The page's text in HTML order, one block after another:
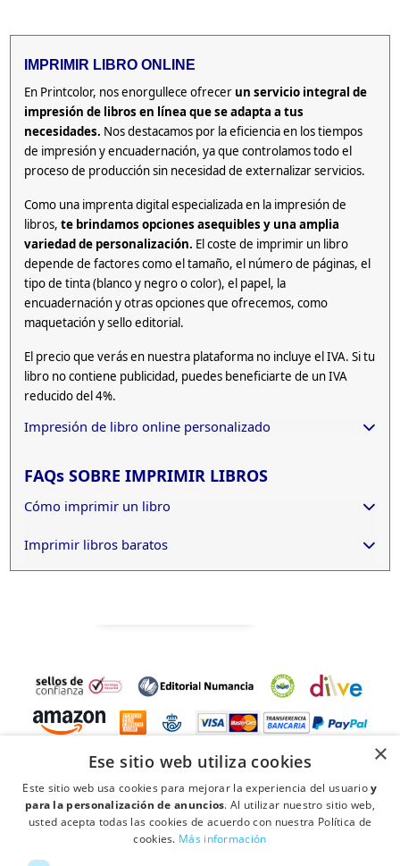
IMPRIMIR LIBRO ONLINE
En Printcolor, nos enorgullece ofrecer un servicio integral de
impresión de libros en línea que se adapta a tus
necesidades. Nos destacamos por la eficiencia en los tiempos
de impresión y encuadernación, ya que controlamos todo el
proceso de producción sin necesidad de externalizar servicios.
Como una imprenta digital especializada en la impresión de
libros,te brindamos opciones asequibles y una amplia
variedad de personalización. El coste de imprimir un libro
depende de factores como el tamaño, el número de páginas, el
tipo de tinta (blanco y negro o color), el papel, la
encuadernación y otras opciones que ofrecemos, como
maquetación y sello editorial.
El precio que verás en nuestra plataforma no incluye el IVA. Si tu
libro no contiene publicidad, puedes beneficiarte de un IVA
reducido del 4%.
Impresión de libro online personalizado
FAQs SOBRE IMPRIMIR LIBROS
Cómo imprimir un libro
Imprimir libros baratos
imprimir?
¿Cuántas páginas de libro son 10.000 palabras? ×
Ese sitio web utiliza cookies
Este sitio web usa cookies para mejorar la experiencia del usuarioy
para la personalización de anuncios. Al utilizar nuestro sitio web,
usted acepta todas las cookies de acuerdo con nuestra Política de
cookies. Más información